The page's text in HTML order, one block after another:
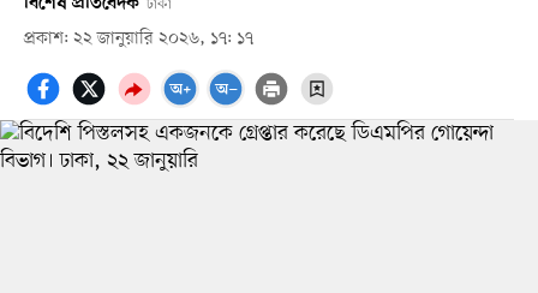
ঢাকা
প্রকাশ: ২২ জানুয়ারি ২০২৬, ১৭: ১৭